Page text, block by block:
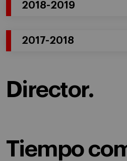
2018-2019
2017-2018
Director.
Tiempo